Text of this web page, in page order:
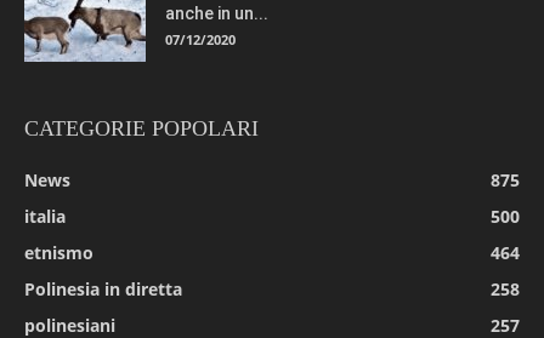
anche in un...
07/12/2020
CATEGORIE POPOLARI
News
875
italia
500
etnismo
464
Polinesia in diretta
258
polinesiani
257